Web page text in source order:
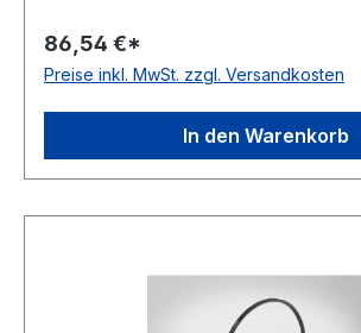
86,54 €*
Preise inkl. MwSt. zzgl. Versandkosten
In den Warenkorb